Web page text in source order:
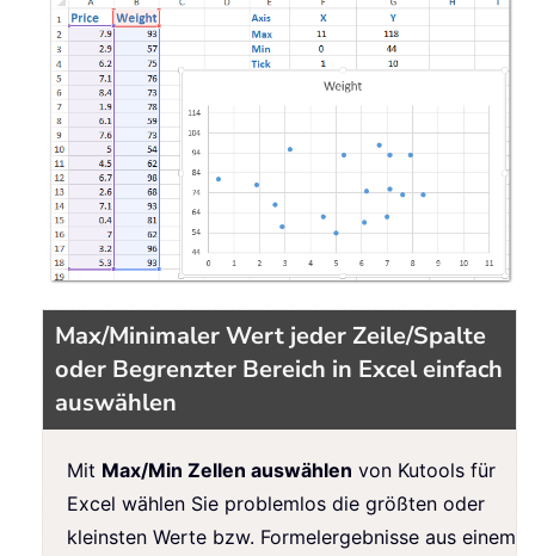
Max/Minimaler Wert jeder Zeile/Spalte
oder Begrenzter Bereich in Excel einfach
auswählen
Mit Max/Min Zellen auswählen von Kutools für
Excel wählen Sie problemlos die größten oder
kleinsten Werte bzw. Formelergebnisse aus einem